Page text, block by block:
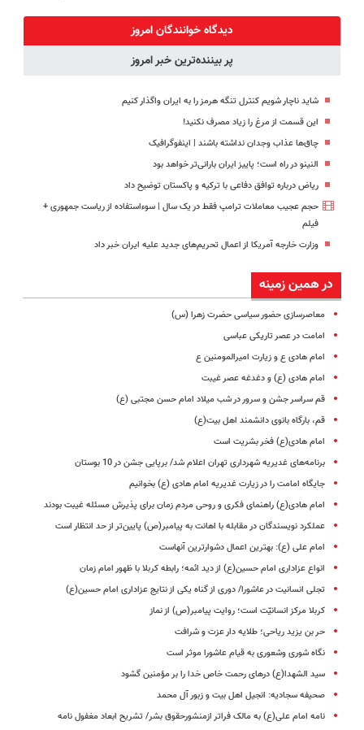
برگردون
(40%off)
◗پرسش‌نامه◖
دیدگاه خوانندگان امروز
پر بیننده‌ترین خبر امروز
شاید ناچار شویم کنترل تنگه هرمز را به ایران واگذار کنیم
این قسمت از مرغ را زیاد مصرف نکنید!
چاق‌ها عذاب وجدان نداشته باشند | اینفوگرافیک
النینو در راه است؛ پاییز ایران بارانی‌تر خواهد بود
ریاض درباره توافق دفاعی با ترکیه و پاکستان توضیح داد
حجم عجیب معاملات ترامپ فقط در یک سال | سوءاستفاده از ریاست جمهوری +
فیلم
وزارت خارجه آمریکا از اعمال تحریم‌های جدید علیه ایران خبر داد
در همین زمینه
معاصرسازی حضور سیاسی حضرت زهرا (س)
امامت در عصر تاریکی عباسی
امام هادی ع و زیارت امیرالمومنین ع
امام هادی (ع) و دغدغه عصر غیبت
قم سراسر جشن و سرور در شب میلاد امام حسن مجتبی (ع)
قم، بارگاه بانوی دانشمند اهل بیت(ع)
امام هادی(ع) فخر بشریت است
برنامه‌های غدیریه شهرداری تهران اعلام شد/ برپایی جشن در 10 بوستان
جایگاه امامت را در زیارت غدیریه امام هادی (ع) بخوانیم
امام هادی(ع) راهنمای فکری و روحی مردم زمان برای پذیرش مسئله غیبت بودند
عملکرد نویسندگان در مقابله با اهانت‌ به پیامبر(ص) پایین‌تر از حد انتظار است
امام علی (ع): بهترین اعمال دشوارترین آنهاست
انواع عزاداری امام حسین(ع) از دید ائمه؛ رابطه کربلا با ظهور امام زمان
تجلی انسانیت در عاشورا/ دوری از گناه یکی از نتایج عزاداری امام حسین(ع)
کربلا مرکز انسانیّت است؛ روایت پیامبر(ص) از نماز
حر بن یزید ریاحی؛ طلایه دار عزت و شرافت
نگاه شوری وشعوری به قیام عاشورا موثر است
سید الشهدا‌(ع) درهای رحمت خاص خدا را بر مؤمنین گشود
صحیفه سجادیه: انجیل اهل بیت و زبور آل محمد
نامه امام علی(ع) به مالک فراتر ازمنشورحقوق بشر/ تشریح ابعاد مغفول نامه